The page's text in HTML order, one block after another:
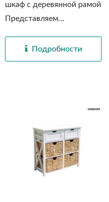
шкаф с деревянной рамой
Представляем...
Подробности